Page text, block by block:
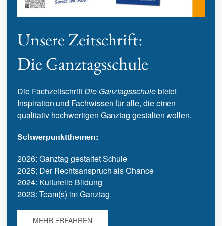
Unsere Zeitschrift:
Die Ganztagsschule
Die FachzeitschriftDie Ganztagsschulebietet
Inspiration und Fachwissen für alle, die einen
qualitativ hochwertigen Ganztag gestalten wollen.
Schwerpunktthemen:
2026: Ganztag gestaltet Schule
2025: Der Rechtsanspruch als Chance
2024: Kulturelle Bildung
2023: Team(s) im Ganztag
MEHR ERFAHREN